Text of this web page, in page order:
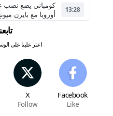
13:28
كومباني يضع نصب
أوروبا مع بايرن
اعثر علينا على
Facebook
Like
X
Follow